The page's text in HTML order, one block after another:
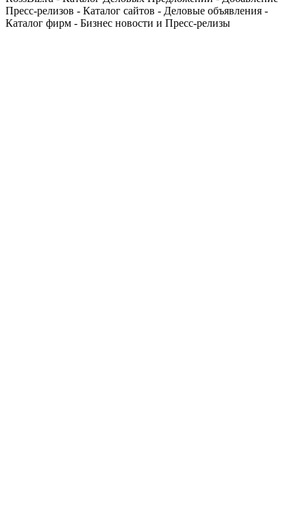
Пресс-релизов - Каталог сайтов - Деловые объявления -
Каталог фирм - Бизнес новости и Пресс-релизы